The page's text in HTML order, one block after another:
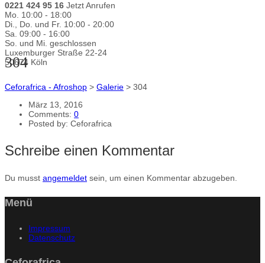
0221 424 95 16 Jetzt Anrufen
Mo. 10:00 - 18:00
Di., Do. und Fr. 10:00 - 20:00
Sa. 09:00 - 16:00
So. und Mi. geschlossen
Luxemburger Straße 22-24
50674 Köln
304
Ceforafrica - Afroshop > Galerie > 304
März 13, 2016
Comments: 0
Posted by: Ceforafrica
Schreibe einen Kommentar
Du musst angemeldet sein, um einen Kommentar abzugeben.
Menü
Impressum
Datenschutz